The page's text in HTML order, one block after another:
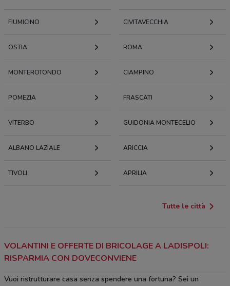
FIUMICINO CIVITAVECCHIA
OSTIA ROMA
MONTEROTONDO CIAMPINO
POMEZIA FRASCATI
VITERBO GUIDONIA MONTECELIO
ALBANO LAZIALE ARICCIA
TIVOLI APRILIA
Tutte le città
VOLANTINI E OFFERTE DI BRICOLAGE A LADISPOLI:
RISPARMIA CON DOVECONVIENE
Vuoi ristrutturare casa senza spendere una fortuna? Sei un